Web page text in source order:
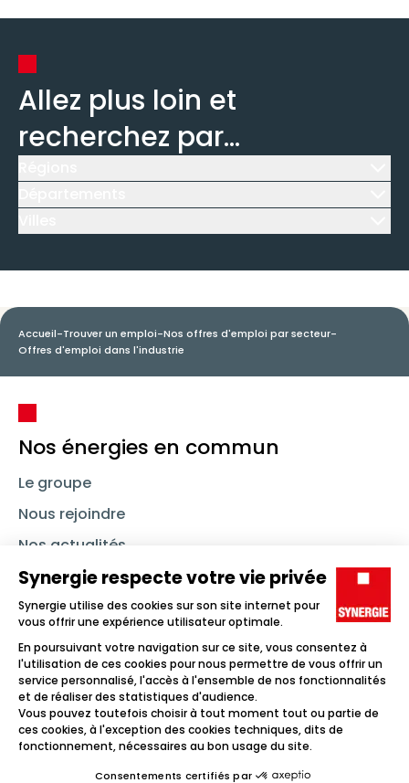
Allez plus loin et
recherchez par...
Accueil-Trouver un emploi-Nos offres d'emploi par secteur-
Offres d'emploi dans l'industrie
Nos énergies en commun
Le groupe
Nous rejoindre
Nos actualités
Nous contacter
Linkedin SynergieInstagramTikTok Youtube
Trouver un emploi
Icône d'illustration
Candidats
Icône d'illustration
Icône d'illustration